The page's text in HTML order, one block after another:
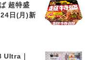
超特盛
日(月)新
｜